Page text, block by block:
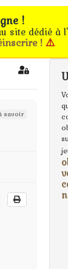
!
site dédié à
!⚠️
Sign In
savoir